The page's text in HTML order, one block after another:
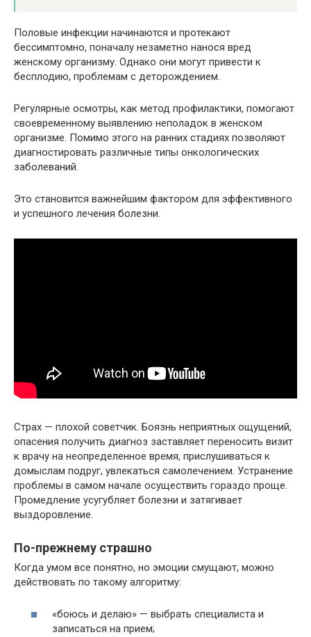
Половые инфекции начинаются и протекают
бессимптомно, поначалу незаметно нанося вред
женскому организму. Однако они могут привести к
бесплодию, проблемам с деторождением.
Регулярные осмотры, как метод профилактики, помогают
своевременному выявлению неполадок в женском
организме. Помимо этого на ранних стадиях позволяют
диагностировать различные типы онкологических
заболеваний.
Это становится важнейшим фактором для эффективного
и успешного лечения болезни.
Страх — плохой советчик. Боязнь неприятных ощущений,
опасения получить диагноз заставляет переносить визит
к врачу на неопределенное время, прислушиваться к
домыслам подруг, увлекаться самолечением. Устранение
проблемы в самом начале осуществить гораздо проще.
Промедление усугубляет болезни и затягивает
выздоровление.
По-прежнему страшно
Когда умом все понятно, но эмоции смущают, можно
действовать по такому алгоритму:
«боюсь и делаю» — выбрать специалиста и
записаться на прием;